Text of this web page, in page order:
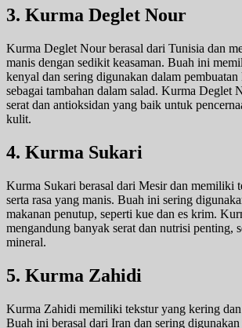
3. Kurma Deglet Nour
Kurma Deglet Nour berasal dari Tunisia dan
manis dengan sedikit keasaman. Buah ini
kenyal dan sering digunakan dalam pembuatan
sebagai tambahan dalam salad. Kurma Deglet
serat dan antioksidan yang baik untuk
kulit.
4. Kurma Sukari
Kurma Sukari berasal dari Mesir dan memiliki
serta rasa yang manis. Buah ini sering
makanan penutup, seperti kue dan es krim.
mengandung banyak serat dan nutrisi penting,
mineral.
5. Kurma Zahidi
Kurma Zahidi memiliki tekstur yang kering dan
Buah ini berasal dari Iran dan sering digunakan